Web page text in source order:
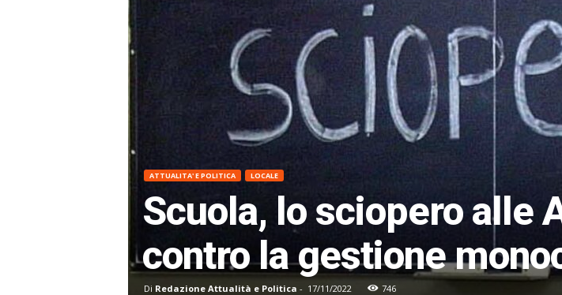
ATTUALITA' E POLITICA LOCALE
Scuola, lo sciopero alle
contro la gestione
Di Redazione Attualità e Politica - 17/11/2022 746